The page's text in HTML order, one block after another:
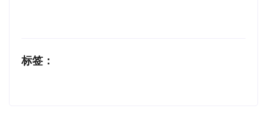
标签：